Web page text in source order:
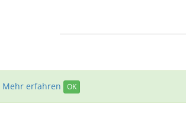
Mehr erfahren OK